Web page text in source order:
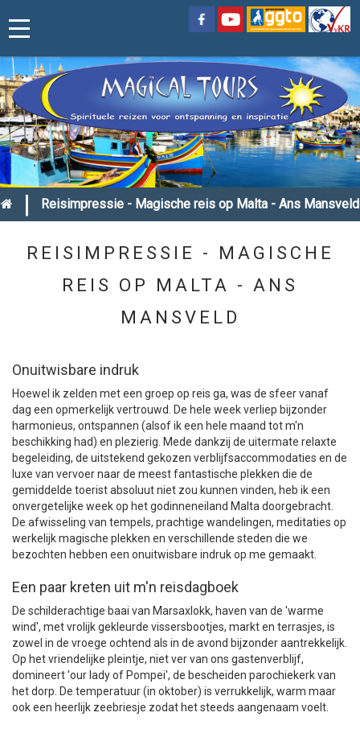
| Reisimpressie - Magische reis op Malta - Ans Mansveld
REISIMPRESSIE - MAGISCHE
REIS OP MALTA - ANS
MANSVELD
Onuitwisbare indruk
Hoewel ik zelden met een groep op reis ga, was de sfeer vanaf
dag een opmerkelijk vertrouwd. De hele week verliep bijzonder
harmonieus, ontspannen (alsof ik een hele maand tot m'n
beschikking had) en plezierig. Mede dankzij de uitermate relaxte
begeleiding, de uitstekend gekozen verblijfsaccommodaties en de
luxe van vervoer naar de meest fantastische plekken die de
gemiddelde toerist absoluut niet zou kunnen vinden, heb ik een
onvergetelijke week op het godinneneiland Malta doorgebracht.
De afwisseling van tempels, prachtige wandelingen, meditaties op
werkelijk magische plekken en verschillende steden die we
bezochten hebben een onuitwisbare indruk op me gemaakt.
Een paar kreten uit m'n reisdagboek
De schilderachtige baai van Marsaxlokk, haven van de 'warme
wind', met vrolijk gekleurde vissersbootjes, markt en terrasjes, is
zowel in de vroege ochtend als in de avond bijzonder aantrekkelijk.
Op het vriendelijke pleintje, niet ver van ons gastenverblijf,
domineert 'our lady of Pompei', de bescheiden parochiekerk van
het dorp. De temperatuur (in oktober) is verrukkelijk, warm maar
ook een heerlijk zeebriesje zodat het steeds aangenaam voelt.